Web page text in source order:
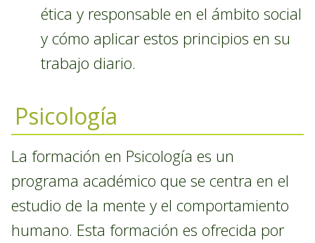
ética y responsable en el ámbito social
y cómo aplicar estos principios en su
trabajo diario.
Psicología
La formación en Psicología es un
programa académico que se centra en el
estudio de la mente y el comportamiento
humano. Esta formación es ofrecida por